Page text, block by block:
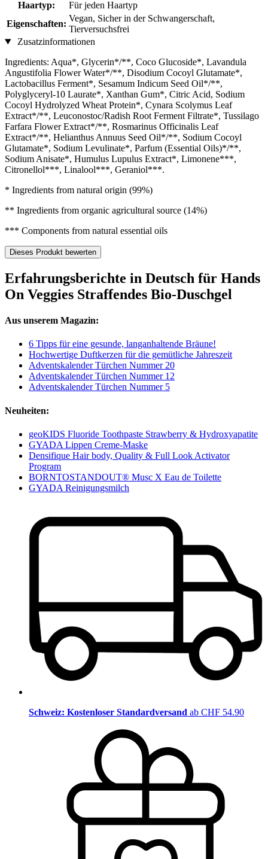
Haartyp:
Für jeden Haartyp
Eigenschaften:
Vegan, Sicher in der Schwangerschaft,
Tierversuchsfrei
Zusatzinformationen
Ingredients: Aqua*, Glycerin*/**, Coco Glucoside*, Lavandula
Angustifolia Flower Water*/**, Disodium Cocoyl Glutamate*,
Lactobacillus Ferment*, Sesamum Indicum Seed Oil*/**,
Polyglyceryl-10 Laurate*, Xanthan Gum*, Citric Acid, Sodium
Cocoyl Hydrolyzed Wheat Protein*, Cynara Scolymus Leaf
Extract*/**, Leuconostoc/Radish Root Ferment Filtrate*, Tussilago
Farfara Flower Extract*/**, Rosmarinus Officinalis Leaf
Extract*/**, Helianthus Annuus Seed Oil*/**, Sodium Cocoyl
Glutamate*, Sodium Levulinate*, Parfum (Essential Oils)*/**,
Sodium Anisate*, Humulus Lupulus Extract*, Limonene***,
Citronellol***, Linalool***, Geraniol***.
* Ingredients from natural origin (99%)
** Ingredients from organic agricultural source (14%)
*** Components from natural essential oils
Dieses Produkt bewerten
Erfahrungsberichte in Deutsch für Hands
On Veggies Straffendes Bio-Duschgel
Aus unserem Magazin:
6 Tipps für eine gesunde, langanhaltende Bräune!
Hochwertige Duftkerzen für die gemütliche Jahreszeit
Adventskalender Türchen Nummer 20
Adventskalender Türchen Nummer 12
Adventskalender Türchen Nummer 5
Neuheiten:
geoKIDS Fluoride Toothpaste Strawberry & Hydroxyapatite
GYADA Lippen Creme-Maske
Densifique Hair body, Quality & Full Look Activator
Program
BORNTOSTANDOUT® Musc X Eau de Toilette
GYADA Reinigungsmilch
Schweiz: Kostenloser Standardversand ab CHF 54.90